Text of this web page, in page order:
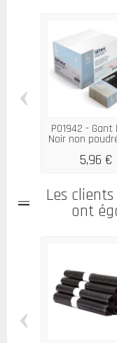
P01942 - Gant
Noir non
5,96 €
‹
Les
ont
‹